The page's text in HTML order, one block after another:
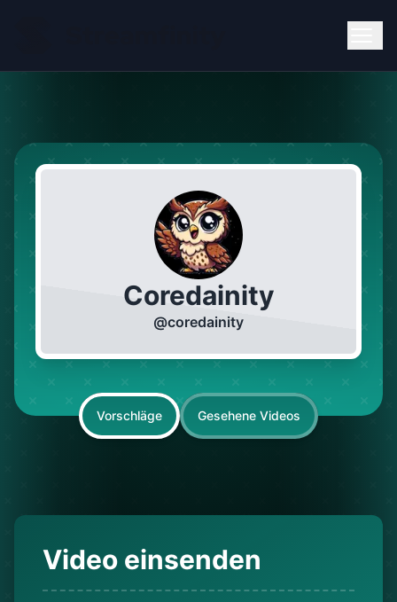
Coredainity
@coredainity
Vorschläge Gesehene Videos
Video einsenden